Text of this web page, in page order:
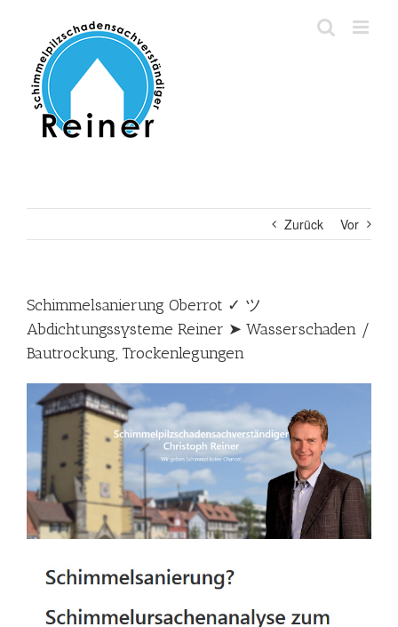
springen
Zurück Vor
Schimmelsanierung Oberrot ✓ ツ
Abdichtungssysteme Reiner ➤ Wasserschaden /
Bautrockung, Trockenlegungen